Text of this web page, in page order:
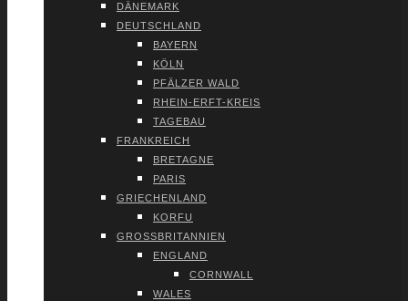
DÄNE­MARK
DEUTSCH­LAND
BAY­ERN
KÖLN
PFÄL­ZER WALD
RHEIN-ERFT-KREIS
TAGE­BAU
FRANK­REICH
BRE­TA­GNE
PARIS
GRIE­CHEN­LAND
KOR­FU
GROSS­BRI­TAN­NI­EN
ENG­LAND
CORN­WALL
WALES